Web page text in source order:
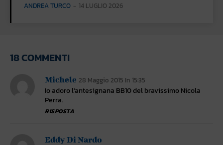
ANDREA TURCO - 14 LUGLIO 2026
18 COMMENTI
Michele 28 Maggio 2015 In 15:35
Io adoro l’antesignana BB10 del bravissimo Nicola
Perra.
RISPOSTA
Eddy Di Nardo